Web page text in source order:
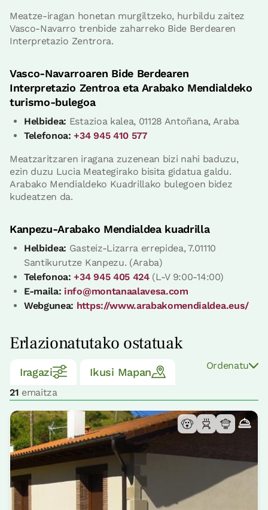
Meatze-iragan honetan murgiltzeko, hurbildu zaitez
Vasco-Navarro trenbide zaharreko Bide Berdearen
Interpretazio Zentrora.
Vasco-Navarroaren Bide Berdearen
Interpretazio Zentroa eta Arabako Mendialdeko
turismo-bulegoa
Helbidea: Estazioa kalea, 01128 Antoñana, Araba
Telefonoa:+34 945 410 577
Meatzaritzaren iragana zuzenean bizi nahi baduzu,
ezin duzu Lucia Meategirako bisita gidatua galdu.
Arabako Mendialdeko Kuadrillako bulegoen bidez
kudeatzen da.
Kanpezu-Arabako Mendialdea kuadrilla
Helbidea: Gasteiz-Lizarra errepidea, 7.01110
Santikurutze Kanpezu. (Araba)
Telefonoa:+34 945 405 424(L-V 9:00-14:00)
E-maila: info@montanaalavesa.com
Webgunea: https://www.arabakomendialdea.eus/
Erlazionatutako ostatuak
Iragazi Ikusi Mapan
21 emaitza
Ordenatu